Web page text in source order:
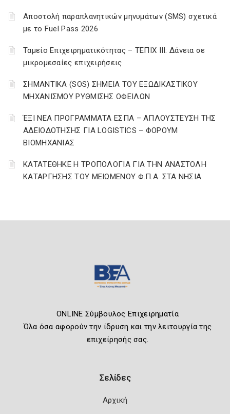
Αποστολή παραπλανητικών μηνυμάτων (SMS) σχετικά
με το Fuel Pass 2026
Ταμείο Επιχειρηματικότητας – ΤΕΠΙΧ ΙΙΙ: Δάνεια σε
μικρομεσαίες επιχειρήσεις
ΣΗΜΑΝΤΙΚΑ (SOS) ΣΗΜΕΙΑ ΤΟΥ ΕΞΩΔΙΚΑΣΤΙΚΟΥ
ΜΗΧΑΝΙΣΜΟΥ ΡΥΘΜΙΣΗΣ ΟΦΕΙΛΩΝ
ΈΞΙ ΝΕΑ ΠΡΟΓΡΑΜΜΑΤΑ ΕΣΠΑ – AΠΛΟΥΣΤΕΥΣΗ ΤΗΣ
ΑΔΕΙΟΔΟΤΗΣΗΣ ΓΙΑ LOGISTICS – ΦΟΡΟΥΜ
ΒΙΟΜΗΧΑΝΙΑΣ
ΚΑΤΑΤΕΘΗΚΕ Η ΤΡΟΠΟΛΟΓΙΑ ΓΙΑ ΤΗΝ ΑΝΑΣΤΟΛΗ
ΚΑΤΑΡΓΗΣΗΣ ΤΟΥ ΜΕΙΩΜΕΝΟΥ Φ.Π.Α. ΣΤΑ ΝΗΣΙΑ
ONLINE Σύμβουλος Επιχειρηματία
Όλα όσα αφορούν την ίδρυση και την λειτουργία της
επιχείρησής σας.
Σελίδες
Αρχική